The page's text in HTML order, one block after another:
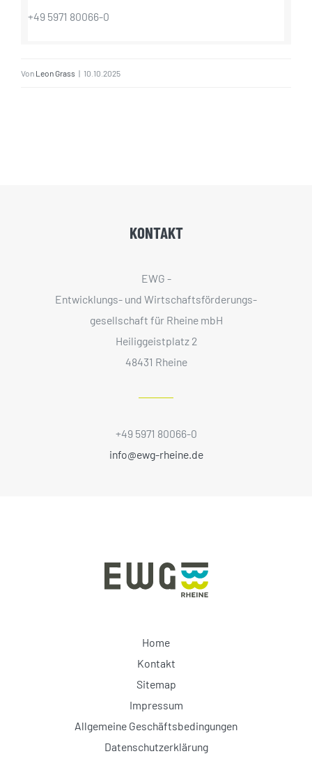
+49 5971 80066-0
Von Leon Grass | 10.10.2025
KONTAKT
EWG -
Entwicklungs- und Wirtschaftsförderungs­
gesellschaft für Rheine mbH
Heiliggeistplatz 2
48431 Rheine
+49 5971 80066-0
info@ewg-rheine.de
Home
Kontakt
Sitemap
Impressum
Allgemeine Geschäftsbedingungen
Datenschutzerklärung